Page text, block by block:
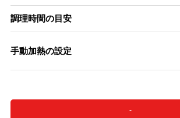
調理時間の目安
手動加熱の設定
-